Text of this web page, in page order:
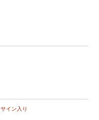
サイン入り